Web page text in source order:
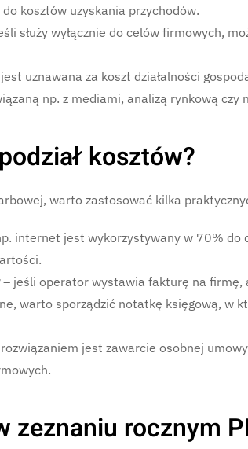
kosztów uzyskania przychodów.
służy wyłącznie do celów firmowych,
uznawana za koszt działalności
np. z mediami, analizą rynkową czy
kosztów?
warto zastosować kilka
internet jest wykorzystywany w 70% do
– jeśli operator wystawia fakturę na firmę,
warto sporządzić notatkę księgową, w
jest zawarcie osobnej umowy
zeznaniu rocznym